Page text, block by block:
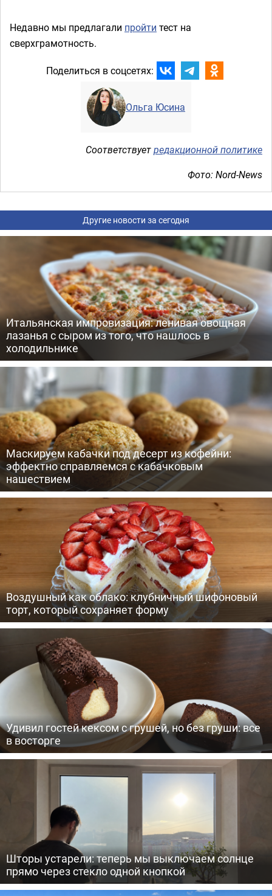
Недавно мы предлагали пройти тест на
сверхграмотность.
Поделиться в соцсетях:
Ольга Юсина
Соответствуетредакционной политике
Фото: Nord-News
Другие новости за сегодня
Итальянская импровизация: ленивая овощная
лазанья с сыром из того, что нашлось в
холодильнике
Маскируем кабачки под десерт из кофейни:
эффектно справляемся с кабачковым
нашествием
Воздушный как облако: клубничный шифоновый
торт, который сохраняет форму
Удивил гостей кексом с грушей, но без груши: все
в восторге
Шторы устарели: теперь мы выключаем солнце
прямо через стекло одной кнопкой